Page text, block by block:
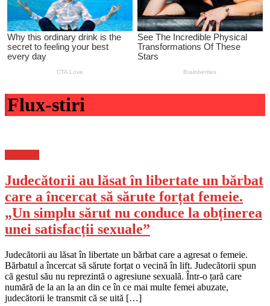
Flux-stiri
Judecătorii au lăsat în libertate un bărbat
care a încercat să sărute forțat femeie.
„Un simplu sărut nu conduce la obținerea
unei satisfacții sexuale”
Judecătorii au lăsat în libertate un bărbat care a agresat o femeie.
Bărbatul a încercat să sărute forțat o vecină în lift. Judecătorii spun
că gestul său nu reprezintă o agresiune sexuală. Într-o țară care
numără de la an la an din ce în ce mai multe femei abuzate,
judecătorii le transmit că se uită […]